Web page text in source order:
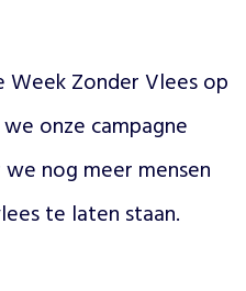
Week Zonder Vlees op
onze campagne
nog meer mensen
te laten staan.